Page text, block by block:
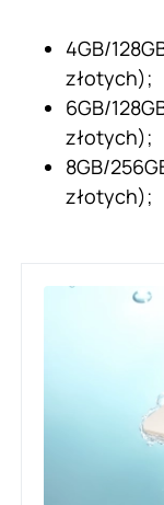
4GB/
złotych);
6GB/
złotych);
8GB/
złotych);